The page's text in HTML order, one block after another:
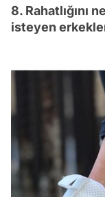
8. Rahatlığını
isteyen